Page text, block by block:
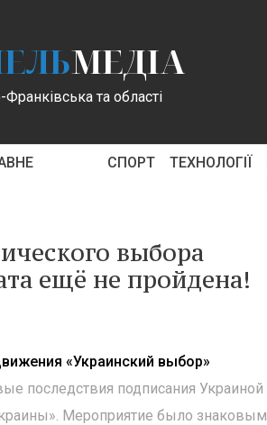
МЕДІА
та області
СПОРТ ТЕХНОЛОГІЇ
выбора
ещё не пройдена!
«Украинский выбор»
последствия подписания Украиной
Мероприятие было